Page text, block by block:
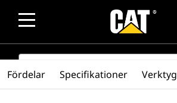
SEARCH
Fördelar Specifikationer Verktyg